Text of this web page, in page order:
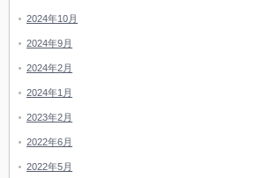
2024年10月
2024年9月
2024年2月
2024年1月
2023年2月
2022年6月
2022年5月